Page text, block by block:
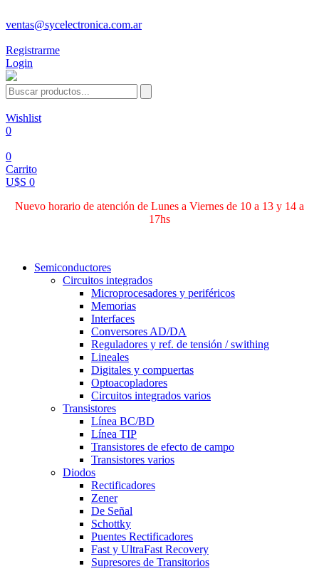
ventas@sycelectronica.com.ar
Registrarme
Login
Wishlist
0
0
Carrito
U$S 0
Nuevo horario de atención de Lunes a Viernes de 10 a 13 y 14 a
17hs
Semiconductores
Circuitos integrados
Microprocesadores y periféricos
Memorias
Interfaces
Conversores AD/DA
Reguladores y ref. de tensión / swithing
Lineales
Digitales y compuertas
Optoacopladores
Circuitos integrados varios
Transistores
Línea BC/BD
Línea TIP
Transistores de efecto de campo
Transistores varios
Diodos
Rectificadores
Zener
De Señal
Schottky
Puentes Rectificadores
Fast y UltraFast Recovery
Supresores de Transitorios